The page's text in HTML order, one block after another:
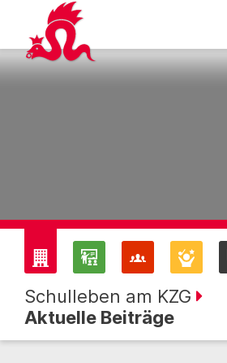
Schulleben am KZG
Aktuelle Beiträge